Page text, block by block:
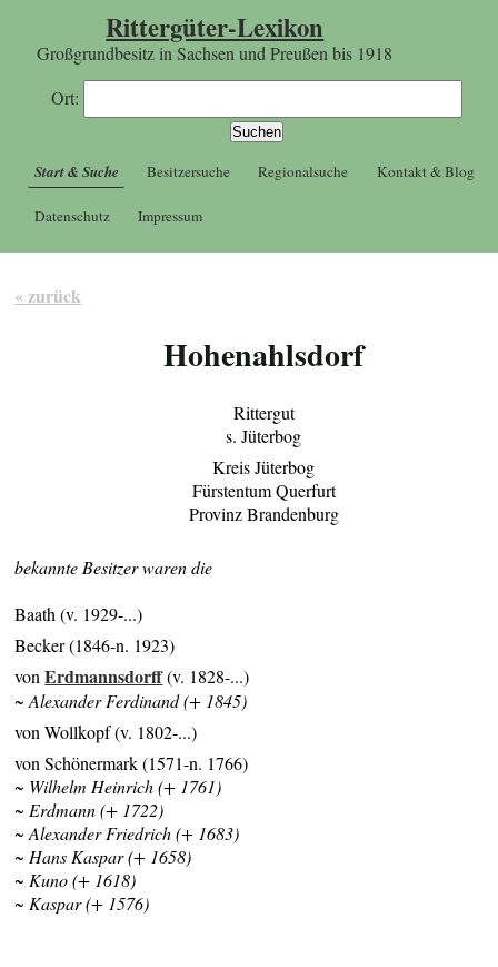
Rittergüter-Lexikon
Großgrundbesitz in Sachsen und Preußen bis 1918
Ort:
Start & Suche Besitzersuche Regionalsuche Kontakt & Blog
Datenschutz Impressum
« zurück
Hohenahlsdorf
Rittergut
s. Jüterbog
Kreis Jüterbog
Fürstentum Querfurt
Provinz Brandenburg
bekannte Besitzer waren die
Baath (v. 1929-...)
Becker (1846-n. 1923)
vonErdmannsdorff(v. 1828-...)
~ Alexander Ferdinand (+ 1845)
von Wollkopf (v. 1802-...)
von Schönermark (1571-n. 1766)
~ Wilhelm Heinrich (+ 1761)
~ Erdmann (+ 1722)
~ Alexander Friedrich (+ 1683)
~ Hans Kaspar (+ 1658)
~ Kuno (+ 1618)
~ Kaspar (+ 1576)